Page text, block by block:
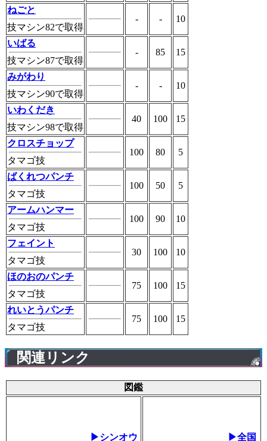
ねごと
技マシン82で取得
- - 10
いばる
技マシン87で取得
- 85 15
みがわり
技マシン90で取得
- - 10
いわくだき
技マシン98で取得
40 100 15
クロスチョップ
タマゴ技
100 80 5
ばくれつパンチ
タマゴ技
100 50 5
アームハンマー
タマゴ技
100 90 10
フェイント
タマゴ技
30 100 10
ほのおのパンチ
タマゴ技
75 100 15
れいとうパンチ
タマゴ技
75 100 15
関連リンク
図鑑
▶シンオウ ▶全国